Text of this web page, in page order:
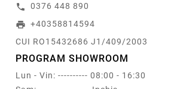
call 0376 448 890
print +40358814594
CUI RO15432686 J1/409/2003
PROGRAM SHOWROOM
Lun - Vin: ---------- 08:00 - 16:30